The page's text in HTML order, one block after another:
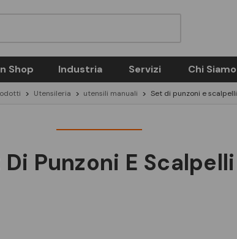
Shop Industria Servizi Chi Siamo
Utensileria utensili manuali Set di punzoni e scalpelli
Di Punzoni E Scalpelli